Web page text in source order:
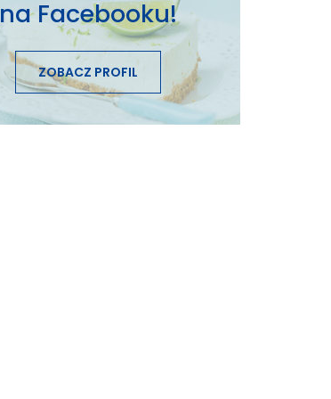
na Facebooku!
ZOBACZ PROFIL